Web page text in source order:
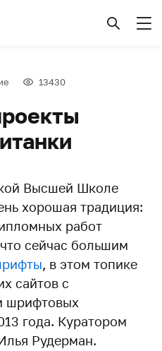
13430
Высшей Школе
хорошая традиция:
работ
сейчас большим
, в этом топике
сайтов с
шрифтовых
года. Куратором
Рудерман.